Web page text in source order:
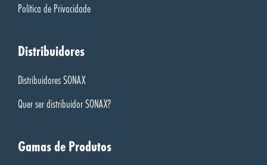
Política de Privacidade
Distribuidores
Distribuidores SONAX
Quer ser distribuidor SONAX?
Gamas de Produtos